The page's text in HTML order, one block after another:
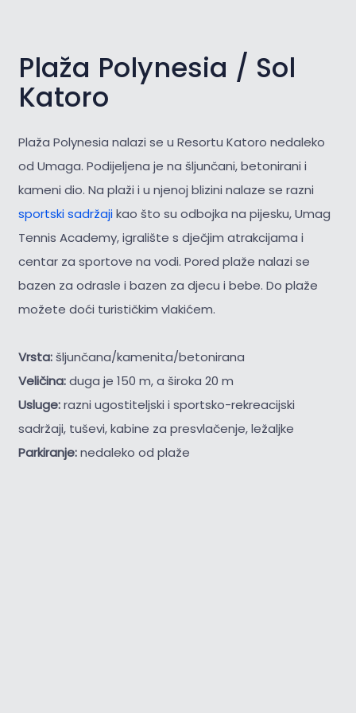
Plaža Polynesia / Sol
Katoro
Plaža Polynesia nalazi se u Resortu Katoro nedaleko
od Umaga. Podijeljena je na šljunčani, betonirani i
kameni dio. Na plaži i u njenoj blizini nalaze se razni
sportski sadržajikao što su odbojka na pijesku, Umag
Tennis Academy, igralište s dječjim atrakcijama i
centar za sportove na vodi. Pored plaže nalazi se
bazen za odrasle i bazen za djecu i bebe. Do plaže
možete doći turističkim vlakićem.
Vrsta:šljunčana/kamenita/betonirana
Veličina:duga je 150 m, a široka 20 m
Usluge:razni ugostiteljski i sportsko-rekreacijski
sadržaji, tuševi, kabine za presvlačenje, ležaljke
Parkiranje:nedaleko od plaže